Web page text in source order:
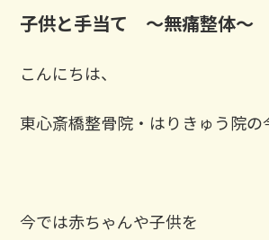
子供と手当て ～無痛整体～
こんにちは、
東心斎橋整骨院・はりきゅう院の
今では赤ちゃんや子供を